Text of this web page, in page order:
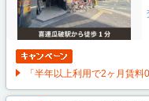
「半年以上利用で2ヶ月賃料